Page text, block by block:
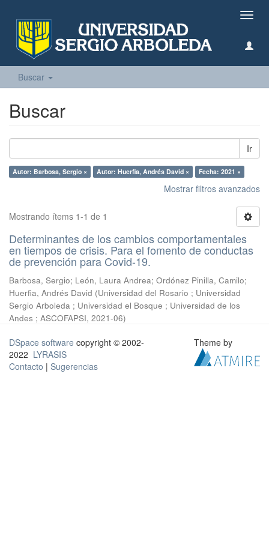
Buscar
Buscar
Ir
Autor: Barbosa, Sergio × Autor: Huerfia, Andrés David × Fecha: 2021 ×
Mostrar filtros avanzados
Mostrando ítems 1-1 de 1
Determinantes de los cambios comportamentales
en tiempos de crisis. Para el fomento de conductas
de prevención para Covid-19.
Barbosa, Sergio; León, Laura Andrea; Ordónez Pinilla, Camilo;
Huerfia, Andrés David (Universidad del Rosario ; Universidad
Sergio Arboleda ; Universidad el Bosque ; Universidad de los
Andes ; ASCOFAPSI, 2021-06)
DSpace software copyright © 2002-
2022 LYRASIS
Contacto | Sugerencias
Theme by